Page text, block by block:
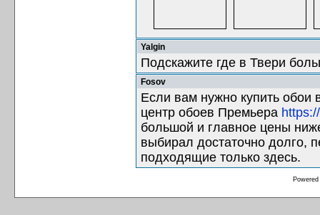
Yalgin
Подскажите где в Твери
Fosov
Если вам нужно купить обои
центр обоев Премьера
большой и главное цены
выбирал достаточно долго,
подходящие только здесь.